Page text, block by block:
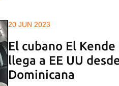
20 JUN 2023
El cubano El
llega a EE UU
Dominicana